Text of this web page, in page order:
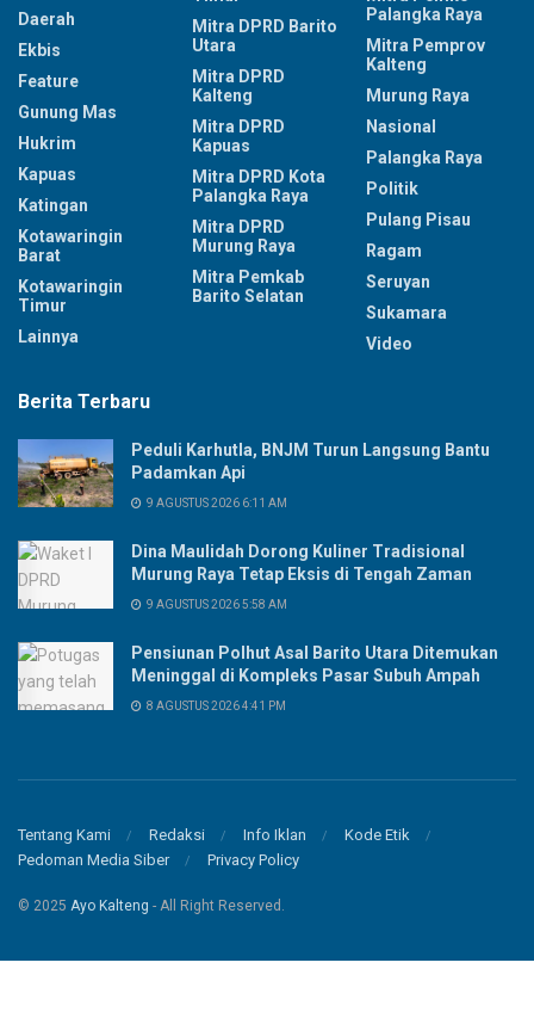
Daerah
Ekbis
Feature
Gunung Mas
Hukrim
Kapuas
Katingan
Kotawaringin
Barat
Kotawaringin
Timur
Lainnya
Mitra DPRD Barito
Utara
Mitra DPRD
Kalteng
Mitra DPRD
Kapuas
Mitra DPRD Kota
Palangka Raya
Mitra DPRD
Murung Raya
Mitra Pemkab
Barito Selatan
Palangka Raya
Mitra Pemprov
Kalteng
Murung Raya
Nasional
Palangka Raya
Politik
Pulang Pisau
Ragam
Seruyan
Sukamara
Video
Berita Terbaru
Peduli Karhutla, BNJM Turun Langsung Bantu
Padamkan Api
9 AGUSTUS 2026 6:11 AM
Dina Maulidah Dorong Kuliner Tradisional
Murung Raya Tetap Eksis di Tengah Zaman
9 AGUSTUS 2026 5:58 AM
Pensiunan Polhut Asal Barito Utara Ditemukan
Meninggal di Kompleks Pasar Subuh Ampah
8 AGUSTUS 2026 4:41 PM
Tentang Kami Redaksi Info Iklan
Kode Etik
Pedoman Media Siber
Privacy Policy
© 2025 Ayo Kalteng - All Right Reserved.